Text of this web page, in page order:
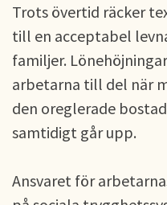
Trots övertid räcker
till en acceptabel
familjer.
arbetarna till del när
den oreglerade
samtidigt går upp.
Ansvaret för